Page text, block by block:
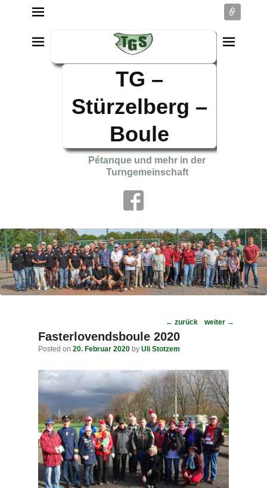
TG –
Stürzelberg –
Boule
Pétanque und mehr in der
Turngemeinschaft
Post
navigation
← zurück weiter →
Fasterlovendsboule 2020
Posted on 20. Februar 2020 by Uli Stotzem